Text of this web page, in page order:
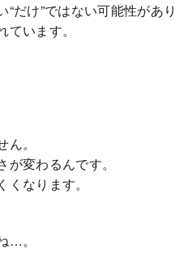
け”ではない可能性があり
ています。
。
変わるんです。
なります。
…。